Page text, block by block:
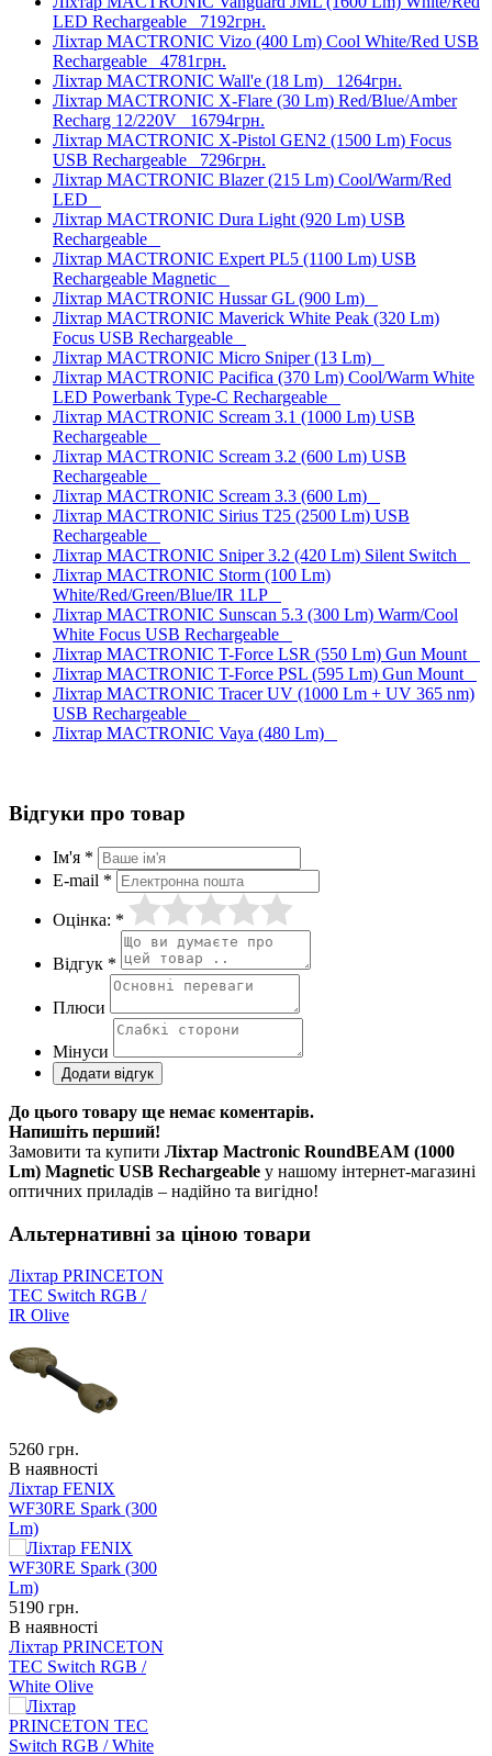
LED Rechargeable 7192грн.
Ліхтар MACTRONIC Vizo (400 Lm) Cool White/Red USB
Rechargeable 4781грн.
Ліхтар MACTRONIC Wall'e (18 Lm) 1264грн.
Ліхтар MACTRONIC X-Flare (30 Lm) Red/Blue/Amber
Recharg 12/220V 16794грн.
Ліхтар MACTRONIC X-Pistol GEN2 (1500 Lm) Focus
USB Rechargeable 7296грн.
Ліхтар MACTRONIC Blazer (215 Lm) Cool/Warm/Red
LED
Ліхтар MACTRONIC Dura Light (920 Lm) USB
Rechargeable
Ліхтар MACTRONIC Expert PL5 (1100 Lm) USB
Rechargeable Magnetic
Ліхтар MACTRONIC Hussar GL (900 Lm)
Ліхтар MACTRONIC Maverick White Peak (320 Lm)
Focus USB Rechargeable
Ліхтар MACTRONIC Micro Sniper (13 Lm)
Ліхтар MACTRONIC Pacifica (370 Lm) Cool/Warm White
LED Powerbank Type-C Rechargeable
Ліхтар MACTRONIC Scream 3.1 (1000 Lm) USB
Rechargeable
Ліхтар MACTRONIC Scream 3.2 (600 Lm) USB
Rechargeable
Ліхтар MACTRONIC Scream 3.3 (600 Lm)
Ліхтар MACTRONIC Sirius T25 (2500 Lm) USB
Rechargeable
Ліхтар MACTRONIC Sniper 3.2 (420 Lm) Silent Switch
Ліхтар MACTRONIC Storm (100 Lm)
White/Red/Green/Blue/IR 1LP
Ліхтар MACTRONIC Sunscan 5.3 (300 Lm) Warm/Cool
White Focus USB Rechargeable
Ліхтар MACTRONIC T-Force LSR (550 Lm) Gun Mount
Ліхтар MACTRONIC T-Force PSL (595 Lm) Gun Mount
Ліхтар MACTRONIC Tracer UV (1000 Lm + UV 365 nm)
USB Rechargeable
Ліхтар MACTRONIC Vaya (480 Lm)
Відгуки про товар
Ім'я *
E-mail *
Оцінка: *
Відгук *
Плюси
Мінуси
До цього товару ще немає коментарів.
Напишіть перший!
Замовити та купити Ліхтар Mactronic RoundBEAM (1000
Lm) Magnetic USB Rechargeable у нашому інтернет-магазині
оптичних приладів – надійно та вигідно!
Альтернативні за ціною товари
Ліхтар PRINCETON
TEC Switch RGB /
IR Olive
5260 грн.
В наявності
Ліхтар FENIX
WF30RE Spark (300
Lm)
5190 грн.
В наявності
Ліхтар PRINCETON
TEC Switch RGB /
White Olive